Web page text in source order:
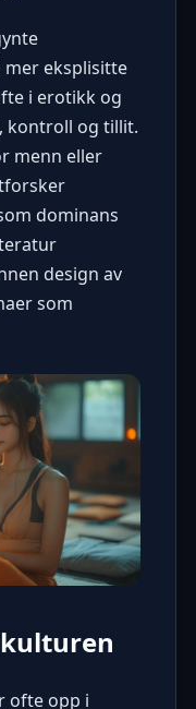
mer eksplisitte
i erotikk og
kontroll og tillit.
menn eller
dominans
design av
som
ofte opp i